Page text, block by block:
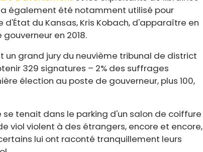
également été notamment utilisé pour
du Kansas, Kris Kobach, d'apparaître en
en 2018.
grand jury du neuvième tribunal de district
329 signatures – 2% des suffrages
élection au poste de gouverneur, plus 100,
se tenait dans le parking d'un salon de coiffure
viol violent à des étrangers, encore et encore,
lui ont raconté tranquillement leurs